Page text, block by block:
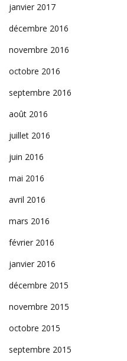
janvier 2017
décembre 2016
novembre 2016
octobre 2016
septembre 2016
août 2016
juillet 2016
juin 2016
mai 2016
avril 2016
mars 2016
février 2016
janvier 2016
décembre 2015
novembre 2015
octobre 2015
septembre 2015